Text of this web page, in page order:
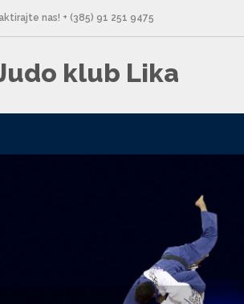
nas! + (385) 91 251 9475
klub Lika